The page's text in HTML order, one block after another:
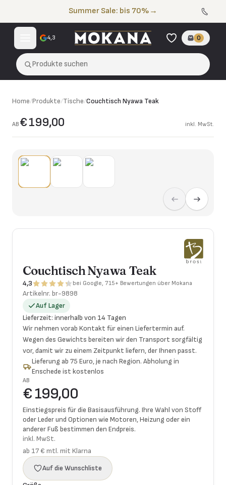
Summer Sale: bis 70% →
4,3 0
Produkte suchen
Home/Produkte/Tische/Couchtisch Nyawa Teak
AB € 199,00 inkl. MwSt.
Couchtisch Nyawa Teak
4,3 bei Google, 715+ Bewertungen über Mokana
Artikelnr. br-9898
Auf Lager
Lieferzeit: innerhalb von 14 Tagen
Wir nehmen vorab Kontakt für einen Liefertermin auf.
Wegen des Gewichts bereiten wir den Transport sorgfältig
vor, damit wir zu einem Zeitpunkt liefern, der Ihnen passt.
Lieferung ab 75 Euro, je nach Region. Abholung in
Enschede ist kostenlos
AB
€ 199,00
Einstiegspreis für die Basisausführung. Ihre Wahl von Stoff
oder Leder und Optionen wie Motoren, Heizung oder ein
anderer Fuß bestimmen den Endpreis.
inkl. MwSt.
ab 17 € mtl. mit Klarna
Auf die Wunschliste